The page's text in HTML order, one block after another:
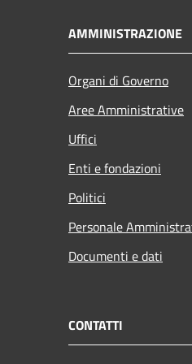
AMMINISTRAZIONE
Organi di Governo
Aree Amministrative
Uffici
Enti e fondazioni
Politici
Personale
Documenti e dati
CONTATTI